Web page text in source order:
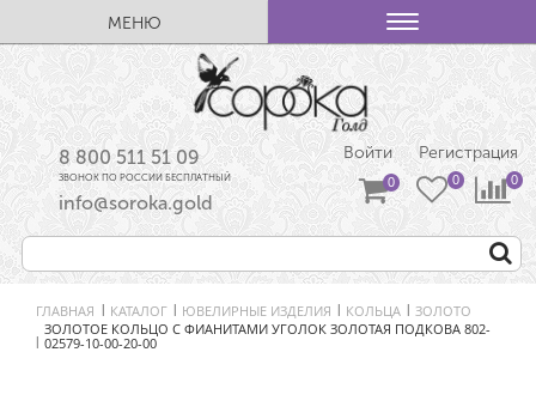
МЕНЮ
8 800 511 51 09
ЗВОНОК ПО РОССИИ БЕСПЛАТНЫЙ
info@soroka.gold
Войти Регистрация
ГЛАВНАЯ КАТАЛОГ ЮВЕЛИРНЫЕ ИЗДЕЛИЯ КОЛЬЦА ЗОЛОТО
ЗОЛОТОЕ КОЛЬЦО С ФИАНИТАМИ УГОЛОК ЗОЛОТАЯ ПОДКОВА 802-
02579-10-00-20-00